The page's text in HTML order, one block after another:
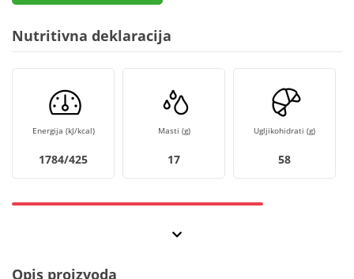
Nutritivna deklaracija
Energija (kJ/kcal)
1784/425
Masti (g)
17
Ugljikohidrati (g)
58
Opis proizvoda